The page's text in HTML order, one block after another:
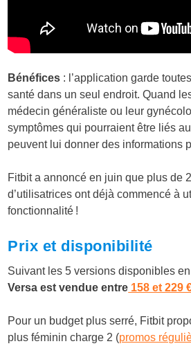
Bénéfices : l’application garde
santé dans un seul endroit. Quand
médecin généraliste ou leur
symptômes qui pourraient être liés
peuvent lui donner des informations
Fitbit a annoncé en juin que plus de
d’utilisatrices ont déjà commencé à
fonctionnalité !
Prix et disponibilité
Suivant les 5 versions disponibles
Versa est vendue entre 158 et 229
Pour un budget plus serré, Fitbit
plus féminin charge 2 (promos